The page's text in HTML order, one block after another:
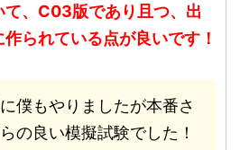
て、C03版であり且つ、出
られている点が良いです！
僕もやりましたが本番さ
の良い模擬試験でした！